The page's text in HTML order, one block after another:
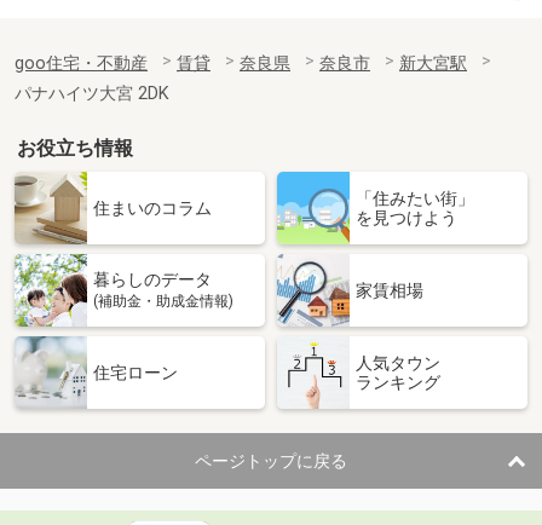
goo住宅・不動産 賃貸 奈良県 奈良市
新大宮駅
パナハイツ大宮 2DK
お役立ち情報
住まいのコラム
「住みたい街」
を見つけよう
暮らしのデータ
(補助金・助成金情報)
家賃相場
住宅ローン
人気タウン
ランキング
ページトップに戻る